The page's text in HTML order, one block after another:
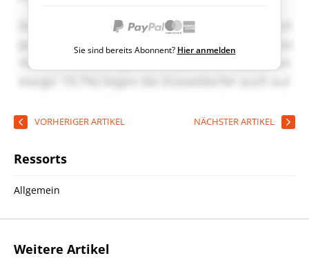
Sie sind bereits Abonnent? Hier anmelden
VORHERIGER ARTIKEL NÄCHSTER ARTIKEL
Ressorts
Allgemein
Weitere Artikel